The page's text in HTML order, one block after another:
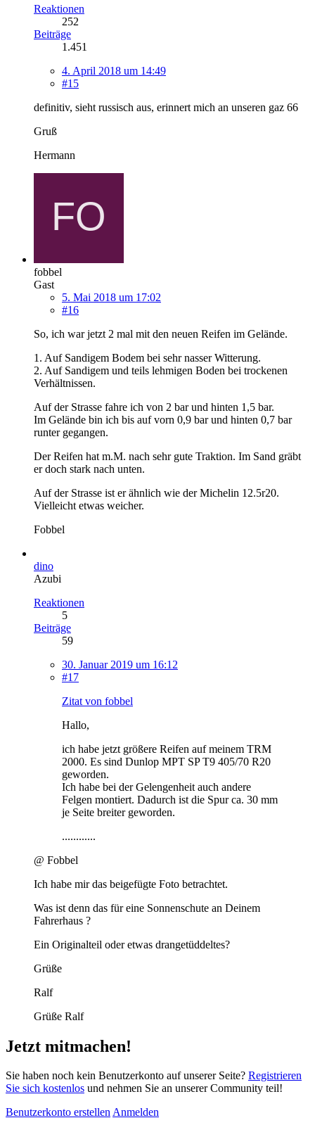
Reaktionen
252
Beiträge
1.451
4. April 2018 um 14:49
#15
definitiv, sieht russisch aus, erinnert mich an unseren gaz 66
Gruß
Hermann
fobbel
Gast
5. Mai 2018 um 17:02
#16
So, ich war jetzt 2 mal mit den neuen Reifen im Gelände.
1. Auf Sandigem Bodem bei sehr nasser Witterung.
2. Auf Sandigem und teils lehmigen Boden bei trockenen
Verhältnissen.
Auf der Strasse fahre ich von 2 bar und hinten 1,5 bar.
Im Gelände bin ich bis auf vorn 0,9 bar und hinten 0,7 bar
runter gegangen.
Der Reifen hat m.M. nach sehr gute Traktion. Im Sand gräbt
er doch stark nach unten.
Auf der Strasse ist er ähnlich wie der Michelin 12.5r20.
Vielleicht etwas weicher.
Fobbel
dino
Azubi
Reaktionen
5
Beiträge
59
30. Januar 2019 um 16:12
#17
Zitat von fobbel
Hallo,
ich habe jetzt größere Reifen auf meinem TRM
2000. Es sind Dunlop MPT SP T9 405/70 R20
geworden.
Ich habe bei der Gelengenheit auch andere
Felgen montiert. Dadurch ist die Spur ca. 30 mm
je Seite breiter geworden.
............
@ Fobbel
Ich habe mir das beigefügte Foto betrachtet.
Was ist denn das für eine Sonnenschute an Deinem
Fahrerhaus ?
Ein Originalteil oder etwas drangetüddeltes?
Grüße
Ralf
Grüße Ralf
Jetzt mitmachen!
Sie haben noch kein Benutzerkonto auf unserer Seite? Registrieren
Sie sich kostenlos und nehmen Sie an unserer Community teil!
Benutzerkonto erstellenAnmelden